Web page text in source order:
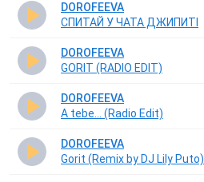
DOROFEEVA
СПИТАЙ У ЧАТА ДЖИПИТІ
DOROFEEVA
GORIT (RADIO EDIT)
DOROFEEVA
A tebe... (Radio Edit)
DOROFEEVA
Gorit (Remix by DJ Lily Puto)